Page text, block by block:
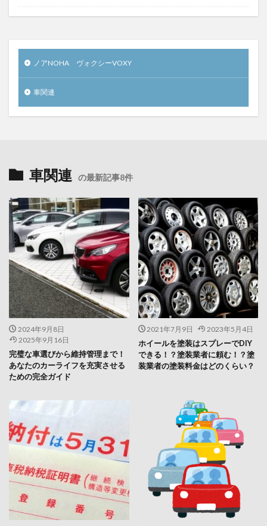
ノアNOHA ヴォクシーVOXY
車関連
車関連 の最新記事8件
2024年9月8日
2025年9月16日
完璧な車選びから維持管理まで！
あなたのカーライフを充実させる
ための完全ガイド
2021年7月9日 2023年5月4日
ホイールを塗装はスプレーでDIY
できる！？塗装業者に頼む！？塗
装業者の塗装料金はどのくらい？